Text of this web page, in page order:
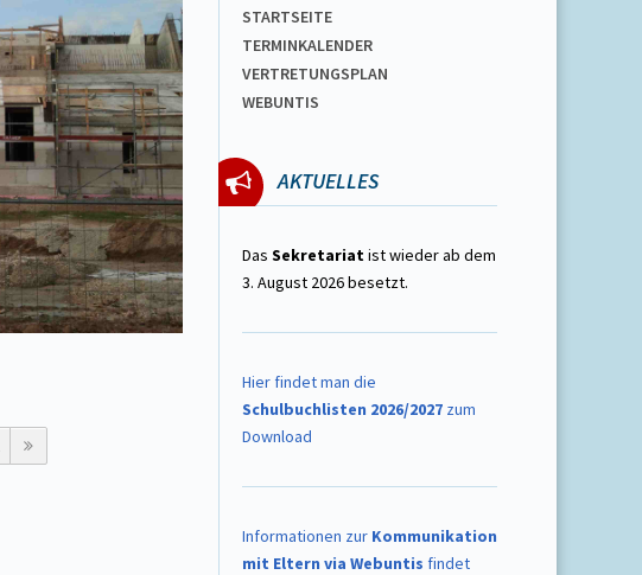
STARTSEITE
TERMINKALENDER
VERTRETUNGSPLAN
WEBUNTIS
AKTUELLES
Das Sekretariatist wieder ab dem
3. August 2026 besetzt.
Hier findet man die
Schulbuchlisten 2026/2027 zum
Download
Informationen zur Kommunikation
mit Eltern via Webuntis findet